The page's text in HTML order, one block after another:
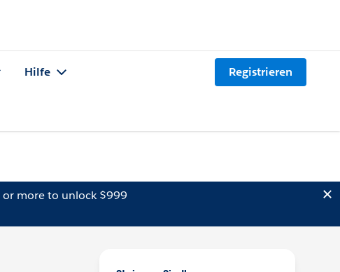
Hilfe Registrieren
more to unlock $999